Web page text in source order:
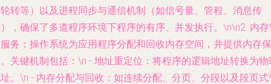
转等）以及进程同步与通信机制（如信号量、管程、消息传
，确保了多道程序环境下程序的有序、并发执行。\n\n2. 内
务 ：操作系统为应用程序分配和回收内存空间，并提供内存保
关键机制包括：\n - 地址重定位 ：将程序的逻辑地址转换为物
。\n - 内存分配与回收 ：如连续分配、分页、分段以及段页式